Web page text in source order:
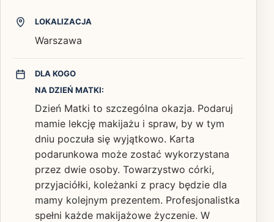
LOKALIZACJA
Warszawa
DLA KOGO
NA DZIEŃ MATKI:
Dzień Matki to szczególna okazja. Podaruj
mamie lekcję makijażu i spraw, by w tym
dniu poczuła się wyjątkowo. Karta
podarunkowa może zostać wykorzystana
przez dwie osoby. Towarzystwo córki,
przyjaciółki, koleżanki z pracy będzie dla
mamy kolejnym prezentem. Profesjonalistka
spełni każde makijażowe życzenie. W